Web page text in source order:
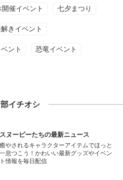
催イベント 七夕まつり
きイベント
ント 恐竜イベント
イチオシ
スヌーピーたちの最新ニュース
癒やされるキャラクターアイテムでほっと
一息つこう！かわいい最新グッズやイベン
ト情報を毎日配信